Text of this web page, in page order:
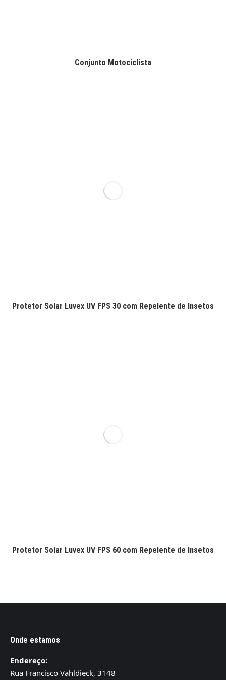
Conjunto Motociclista
Protetor Solar Luvex UV FPS 30 com Repelente de Insetos
Protetor Solar Luvex UV FPS 60 com Repelente de Insetos
Onde estamos
Endereço:
Rua Francisco Vahldieck, 3148